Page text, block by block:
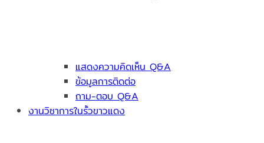
แสดงความคิดเห็น Q&A
ข้อมูลการติดต่อ
ถาม-ตอบ Q&A
งานวิชาการในรั้วขาวแดง